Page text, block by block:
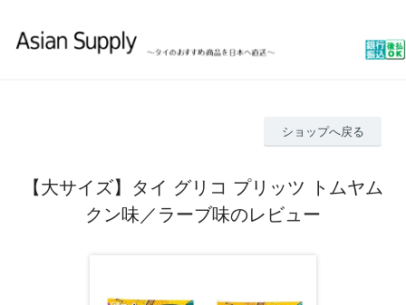
ショップへ戻る
【大サイズ】タイ グリコ プリッツ トムヤム
クン味／ラーブ味のレビュー